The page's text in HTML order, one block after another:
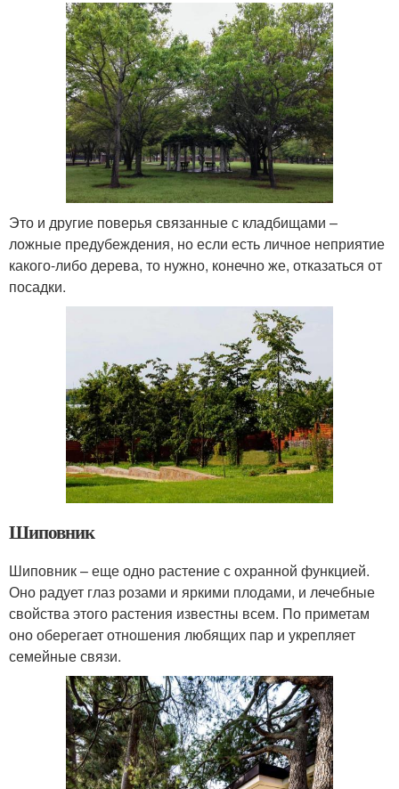
Это и другие поверья связанные с кладбищами –
ложные предубеждения, но если есть личное неприятие
какого-либо дерева, то нужно, конечно же, отказаться от
посадки.
Шиповник
Шиповник – еще одно растение с охранной функцией.
Оно радует глаз розами и яркими плодами, и лечебные
свойства этого растения известны всем. По приметам
оно оберегает отношения любящих пар и укрепляет
семейные связи.